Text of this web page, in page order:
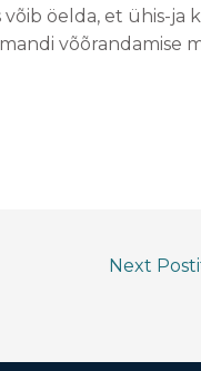
öelda, et ühis-ja
võõrandamise
Next